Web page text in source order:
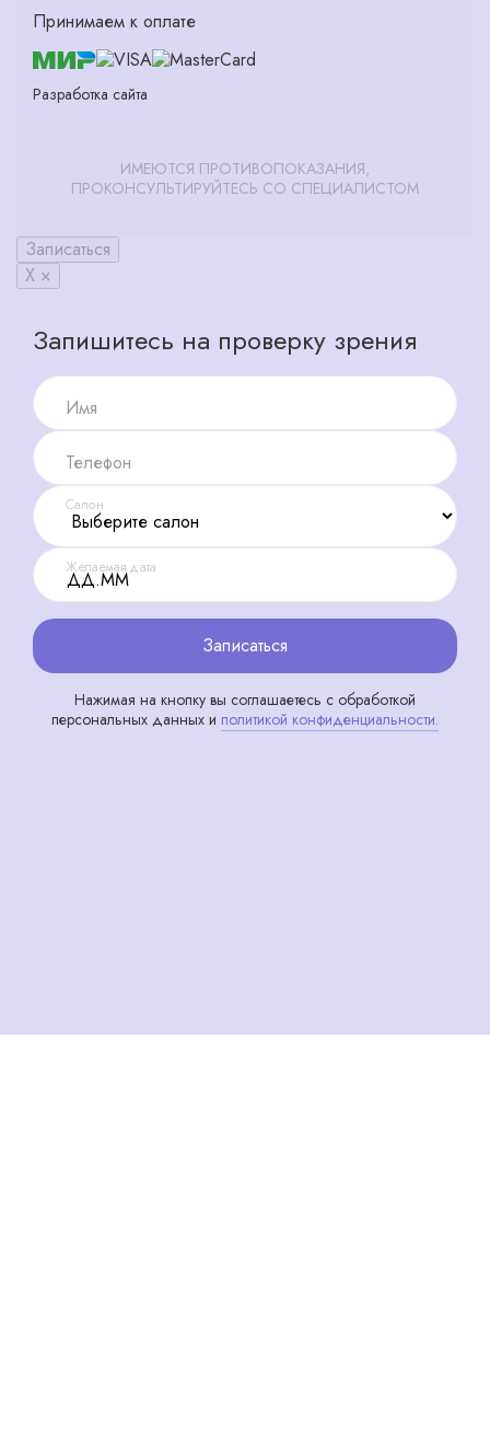
Принимаем к оплате
Разработка сайта
ИМЕЮТСЯ ПРОТИВОПОКАЗАНИЯ,
ПРОКОНСУЛЬТИРУЙТЕСЬ СО СПЕЦИАЛИСТОМ
Записаться
X ×
Запишитесь на проверку зрения
Имя
Телефон
Салон
Желаемая дата
Записаться
Нажимая на кнопку вы соглашаетесь с обработкой
персональных данных и политикой конфиденциальности.